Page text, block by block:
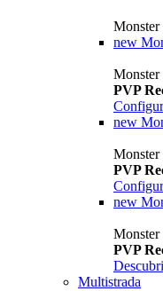
Monster
new
Monster
PVP
new
Monster
PVP
new
Monster
PVP
Multistrada